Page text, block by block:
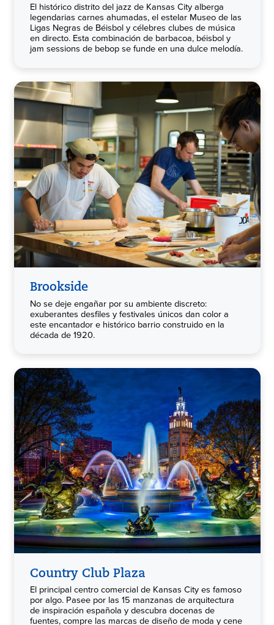
El histórico distrito del jazz de Kansas City alberga
legendarias carnes ahumadas, el estelar Museo de las
Ligas Negras de Béisbol y célebres clubes de música
en directo. Esta combinación de barbacoa, béisbol y
jam sessions de bebop se funde en una dulce melodía.
Brookside
No se deje engañar por su ambiente discreto:
exuberantes desfiles y festivales únicos dan color a
este encantador e histórico barrio construido en la
década de 1920.
Country Club Plaza
El principal centro comercial de Kansas City es famoso
por algo. Pasee por las 15 manzanas de arquitectura
de inspiración española y descubra docenas de
fuentes, compre las marcas de diseño de moda y cene